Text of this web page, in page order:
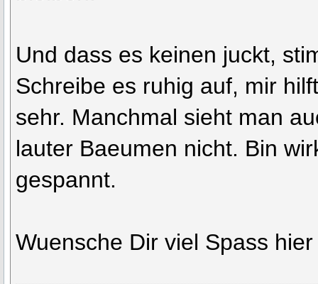
Und dass es keinen juckt,
Schreibe es ruhig auf, mir
sehr. Manchmal sieht man
lauter Baeumen nicht. Bin
gespannt.
Wuensche Dir viel Spass hier